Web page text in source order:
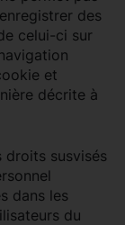
des
celui-ci sur
et
décrite à
droits susvisés
dans les
du